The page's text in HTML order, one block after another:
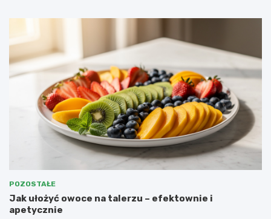
POZOSTAŁE
Jak ułożyć owoce na talerzu – efektownie i
apetycznie